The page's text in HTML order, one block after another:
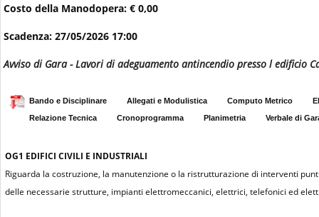
Costo della Manodopera: € 0,00
Scadenza: 27/05/2026 17:00
Avviso di Gara - Lavori di adeguamento antincendio presso l edificio
Bando e Disciplinare Allegati e Modulistica Computo Metrico
Relazione Tecnica
Cronoprogramma Planimetria Verbale di
OG1 EDIFICI CIVILI E INDUSTRIALI
Riguarda la costruzione, la manutenzione o la ristrutturazione di interventi
delle necessarie strutture, impianti elettromeccanici, elettrici, telefonici ed